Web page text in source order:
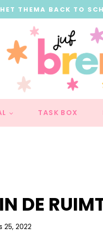
HET THEMA BACK TO
TASK BOX
DE
25, 2022